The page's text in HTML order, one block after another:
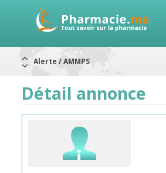
Aureomycine ophtalmique : Rappel
RAPPELS DE LOTS
Rappel de lots : ANTITOXINE
Détail annonce